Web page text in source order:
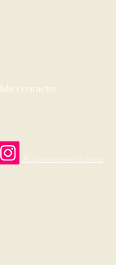
Me contacter
@lysemmanuelscrea